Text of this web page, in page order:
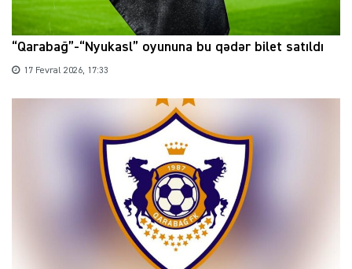
“Qarabağ”-“Nyukasl” oyununa bu qədər bilet satıldı
17 Fevral 2026, 17:33